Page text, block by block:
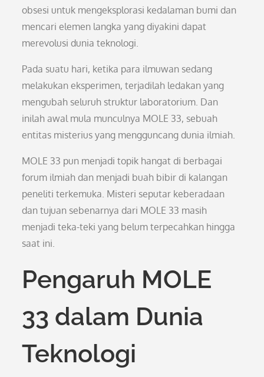
obsesi untuk mengeksplorasi kedalaman bumi dan
mencari elemen langka yang diyakini dapat
merevolusi dunia teknologi.
Pada suatu hari, ketika para ilmuwan sedang
melakukan eksperimen, terjadilah ledakan yang
mengubah seluruh struktur laboratorium. Dan
inilah awal mula munculnya MOLE 33, sebuah
entitas misterius yang mengguncang dunia ilmiah.
MOLE 33 pun menjadi topik hangat di berbagai
forum ilmiah dan menjadi buah bibir di kalangan
peneliti terkemuka. Misteri seputar keberadaan
dan tujuan sebenarnya dari MOLE 33 masih
menjadi teka-teki yang belum terpecahkan hingga
saat ini.
Pengaruh MOLE
33 dalam Dunia
Teknologi